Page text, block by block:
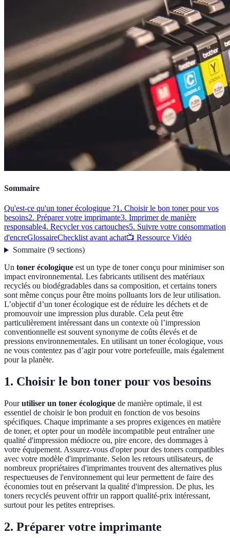
Sommaire
Qu'est-ce qu'un toner écologique ?1. Choisir le bon toner pour vos
besoins2. Préparer votre imprimante3. Imprimer de manière
responsable4. Recycler vos cartouches5. Suivre votre consommation
d'encreGlossaireChecklist avant achat📺 Ressource Vidéo
Sommaire(9 sections)
Un toner écologique est un type de toner conçu pour minimiser son
impact environnemental. Les fabricants utilisent des matériaux
recyclés ou biodégradables dans sa composition, et certains toners
sont même conçus pour être moins polluants lors de leur utilisation.
L’objectif d’un toner écologique est de réduire les déchets et de
promouvoir une impression plus durable. Cela peut être
particulièrement intéressant dans un contexte où l’impression
conventionnelle est souvent synonyme de coûts élevés et de
pressions environnementales. En utilisant un toner écologique, vous
ne vous contentez pas d’agir pour votre portefeuille, mais également
pour la planète.
1. Choisir le bon toner pour vos besoins
Pourutiliser un toner écologique de manière optimale, il est
essentiel de choisir le bon produit en fonction de vos besoins
spécifiques. Chaque imprimante a ses propres exigences en matière
de toner, et opter pour un modèle incompatible peut entraîner une
qualité d'impression médiocre ou, pire encore, des dommages à
votre équipement. Assurez-vous d'opter pour des toners compatibles
avec votre modèle d'imprimante. Selon les retours utilisateurs, de
nombreux propriétaires d'imprimantes trouvent des alternatives plus
respectueuses de l'environnement qui leur permettent de faire des
économies tout en préservant la qualité d'impression. De plus, les
toners recyclés peuvent offrir un rapport qualité-prix intéressant,
surtout pour les petites entreprises.
2. Préparer votre imprimante